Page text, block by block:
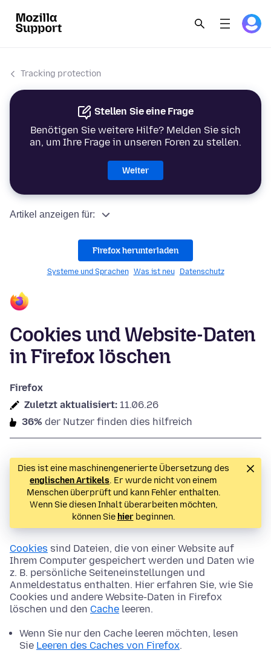
Tracking protection
Stellen Sie eine Frage
Benötigen Sie weitere Hilfe? Melden Sie sich
an, um Ihre Frage in unseren Foren zu stellen.
Weiter
Artikel anzeigen für:
Firefox herunterladen
Systeme und Sprachen Was ist neu Datenschutz
Cookies und Website-Daten
in Firefox löschen
Firefox
Zuletzt aktualisiert: 11.06.26
36% der Nutzer finden dies hilfreich
Dies ist eine maschinengenerierte Übersetzung des
englischen Artikels. Er wurde nicht von einem
Menschen überprüft und kann Fehler enthalten.
Wenn Sie diesen Inhalt überarbeiten möchten,
können Sie hierbeginnen.
Cookies sind Dateien, die von einer Website auf
Ihrem Computer gespeichert werden und Daten wie
z. B. persönliche Seiteneinstellungen und
Anmeldestatus enthalten. Hier erfahren Sie, wie Sie
Cookies und andere Website-Daten in Firefox
löschen und den Cache leeren.
Wenn Sie nur den Cache leeren möchten, lesen
Sie Leeren des Caches von Firefox.